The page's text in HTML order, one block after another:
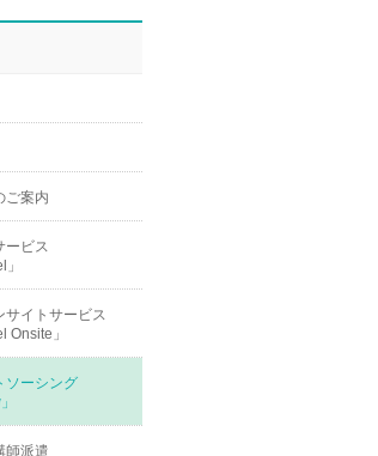
ご案内
ービス
サイトサービス
Onsite」
ソーシング
師派遣